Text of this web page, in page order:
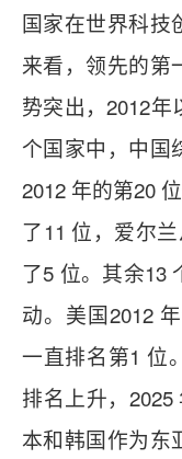
国家在世界科技
来看，领先的第
势突出，2012
个国家中，中国
2012 年的第20
了11 位，爱尔
了5 位。其余13
动。美国2012
一直排名第1 位
排名上升，
本和韩国作为东